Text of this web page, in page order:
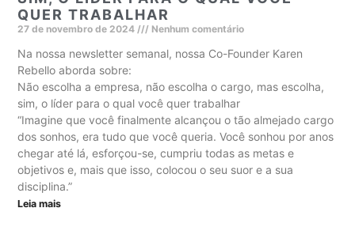
QUER TRABALHAR
27 de novembro de 2024 Nenhum comentário
Na nossa newsletter semanal, nossa Co-Founder Karen
Rebello aborda sobre:
Não escolha a empresa, não escolha o cargo, mas escolha,
sim, o líder para o qual você quer trabalhar
“Imagine que você finalmente alcançou o tão almejado cargo
dos sonhos, era tudo que você queria. Você sonhou por anos
chegar até lá, esforçou-se, cumpriu todas as metas e
objetivos e, mais que isso, colocou o seu suor e a sua
disciplina.”
Leia mais